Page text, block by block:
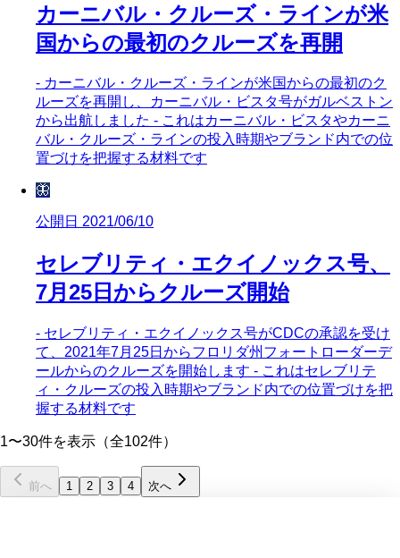
カーニバル・クルーズ・ラインが米
国からの最初のクルーズを再開
- カーニバル・クルーズ・ラインが米国からの最初のク
ルーズを再開し、カーニバル・ビスタ号がガルベストン
から出航しました - これはカーニバル・ビスタやカーニ
バル・クルーズ・ラインの投入時期やブランド内での位
置づけを把握する材料です
🦋
公開日 2021/06/10
セレブリティ・エクイノックス号、
7月25日からクルーズ開始
- セレブリティ・エクイノックス号がCDCの承認を受け
て、2021年7月25日からフロリダ州フォートローダーデ
ールからのクルーズを開始します - これはセレブリテ
ィ・クルーズの投入時期やブランド内での位置づけを把
握する材料です
1〜30件を表示（全102件）
前へ 1 2 3 4 次へ